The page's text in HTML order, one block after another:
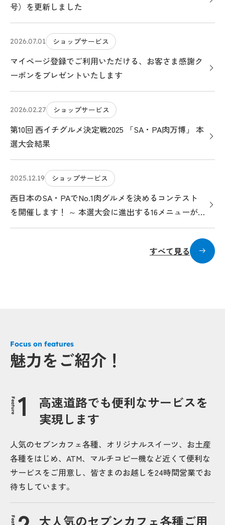
号）を更新しました
2026.07.01 ショップサービス
マイページ登録でご利用いただける、お客さま感謝ク
ーポンをプレゼントいたします
2026.02.27 ショップサービス
第10回 西イチグルメ決定戦2025 「SA・PA肉万博」 本
選大会結果
2025.12.19 ショップサービス
西日本のSA・PAでNo.1肉グルメを決めるコンテスト
を開催します！ ～ 本選大会に進出する16メニューが
決まりました ～
すべて見る
Focus on features
魅力をご紹介！
Feature
高速道路でも便利なサービスを
実現します
人気のセブンカフェ各種、オリジナルスイーツ、お土産
各種をはじめ、ATM、マルチコピー機など近くて便利な
サービスをご用意し、皆さまのお越しを24時間営業でお
待ちしています。
大人気のセブンカフェ各種ご用